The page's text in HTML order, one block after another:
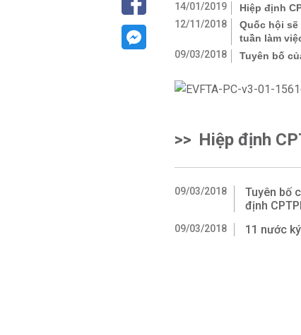
14/01/2019
Hiệp định
12/11/2018
Quốc hội sẽ
tuần làm
09/03/2018
Tuyên bố
>> Hiệp định
09/03/2018
Tuyên bố
định
09/03/2018 11 nước